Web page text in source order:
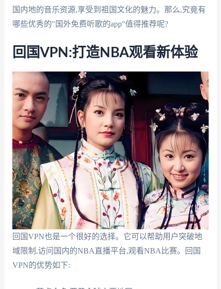
国内地的音乐资源,享受到祖国文化的魅力。那么,究竟有
哪些优秀的"国外免费听歌的app"值得推荐呢?
回国VPN:打造NBA观看新体验
回国VPN也是一个很好的选择。它可以帮助用户突破地
域限制,访问国内的NBA直播平台,观看NBA比赛。回国
VPN的优势如下: